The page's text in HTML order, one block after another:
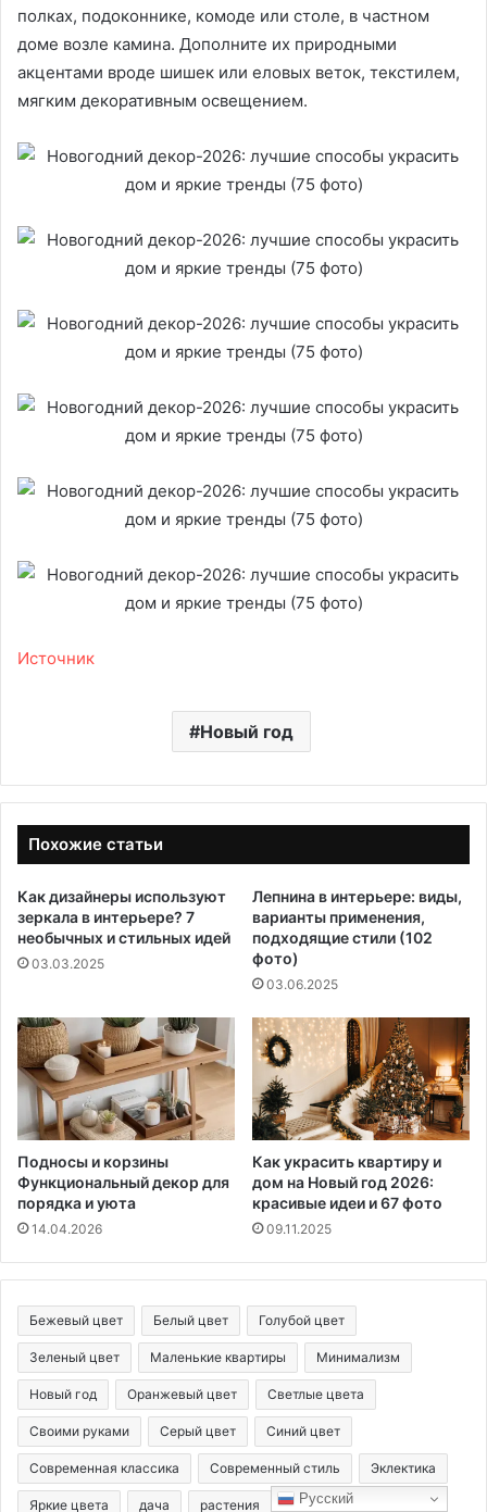
полках, подоконнике, комоде или столе, в частном
доме возле камина. Дополните их природными
акцентами вроде шишек или еловых веток, текстилем,
мягким декоративным освещением.
Источник
Новый год
Похожие статьи
Как дизайнеры используют
зеркала в интерьере? 7
необычных и стильных идей
03.03.2025
Лепнина в интерьере: виды,
варианты применения,
подходящие стили (102
фото)
03.06.2025
Подносы и корзины
Функциональный декор для
порядка и уюта
14.04.2026
Как украсить квартиру и
дом на Новый год 2026:
красивые идеи и 67 фото
09.11.2025
Бежевый цвет Белый цвет Голубой цвет
Зеленый цвет Маленькие квартиры Минимализм
Новый год Оранжевый цвет Светлые цвета
Своими руками Серый цвет Синий цвет
Современная классика Современный стиль Эклектика
Яркие цвета дача растения Русский